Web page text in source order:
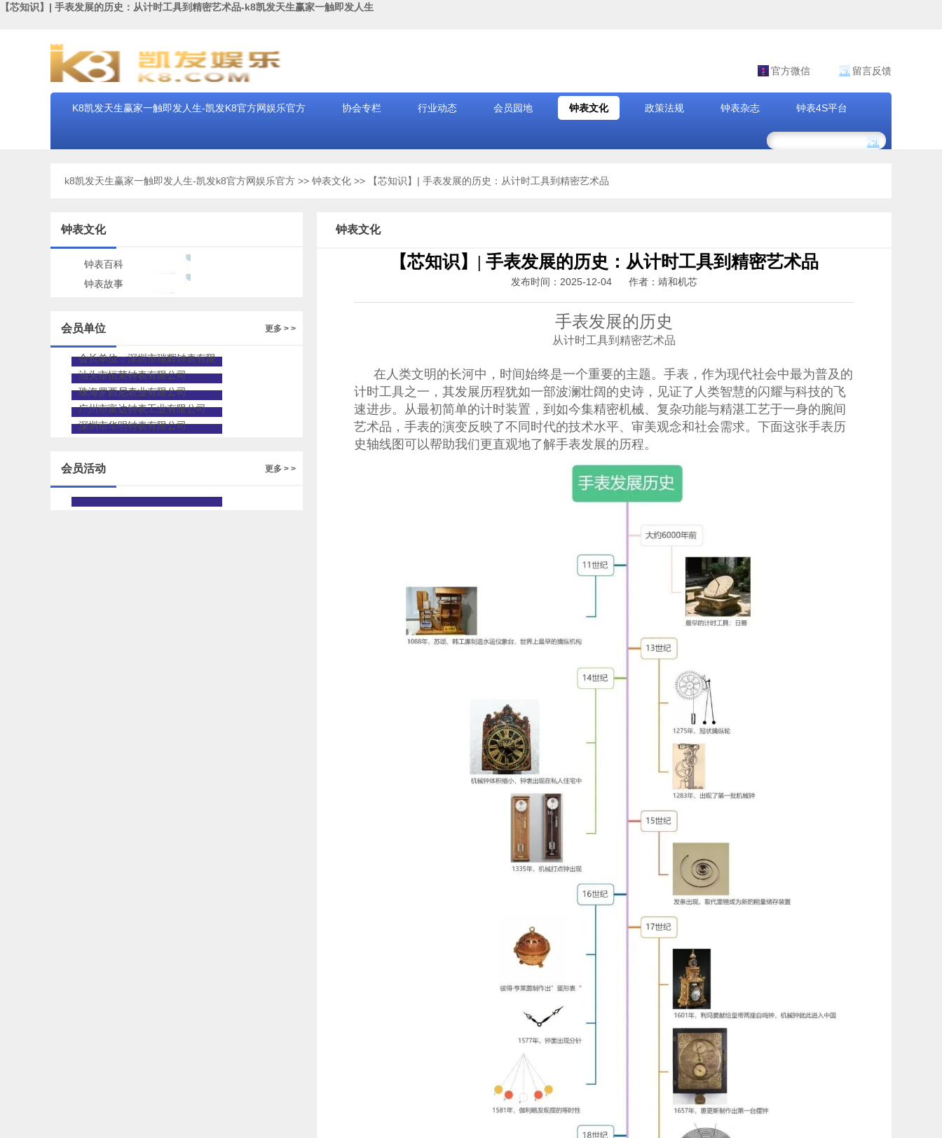
【芯知识】| 手表发展的历史：从计时工具到精密艺术品-k8凯发天生赢家一触即发人生
官方微信 留言反馈
K8凯发天生赢家一触即发人生-凯发K8官方网娱乐官方 协会专栏 行业动态 会员园地 钟表文化 政策法规 钟表杂志 钟表4S平台
k8凯发天生赢家一触即发人生-凯发k8官方网娱乐官方 >> 钟表文化 >> 【芯知识】| 手表发展的历史：从计时工具到精密艺术品
钟表文化
钟表百科
钟表故事
更多 > >
会员单位
会长单位：深圳市瑞辉钟表有限
公司
汕头市恒荣钟表有限公司
珠海罗西尼表业有限公司
广州市富达钟表工业有限公司
深圳市华明钟表有限公司
更多 > >
会员活动
钟表文化
【芯知识】| 手表发展的历史：从计时工具到精密艺术品
发布时间：2025-12-04 作者：靖和机芯
手表发展的历史
从计时工具到精密艺术品
在人类文明的长河中，时间始终是一个重要的主题。手表，作为现代社会中最为普及的
计时工具之一，其发展历程犹如一部波澜壮阔的史诗，见证了人类智慧的闪耀与科技的飞
速进步。从最初简单的计时装置，到如今集精密机械、复杂功能与精湛工艺于一身的腕间
艺术品，手表的演变反映了不同时代的技术水平、审美观念和社会需求。下面这张手表历
史轴线图可以帮助我们更直观地了解手表发展的历程。